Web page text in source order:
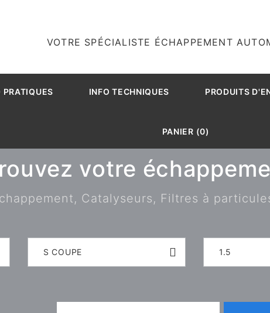
VOTRE SPÉCIALISTE ÉCHAPPEMENT
PRATIQUES INFO TECHNIQUES PRODUITS
PANIER (0)
votre
Catalyseurs, Filtres à
S COUPE 1.5